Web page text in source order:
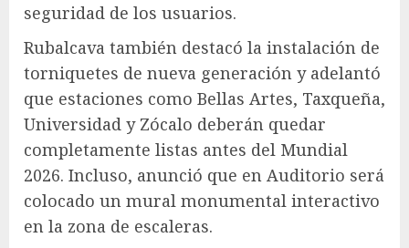
seguridad de los usuarios.
Rubalcava también destacó la instalación de
torniquetes de nueva generación y adelantó
que estaciones como Bellas Artes, Taxqueña,
Universidad y Zócalo deberán quedar
completamente listas antes del Mundial
2026. Incluso, anunció que en Auditorio será
colocado un mural monumental interactivo
en la zona de escaleras.